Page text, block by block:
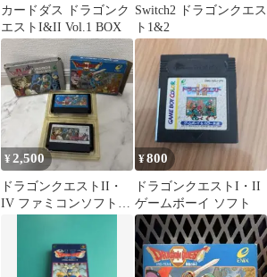
カードダス ドラゴンク
エストI&II Vol.1 BOX
Switch2 ドラゴンクエス
ト1&2
¥2,500
ドラゴンクエストII・
IV ファミコンソフト 2
¥800
ドラゴンクエストI・II
ゲームボーイ ソフト